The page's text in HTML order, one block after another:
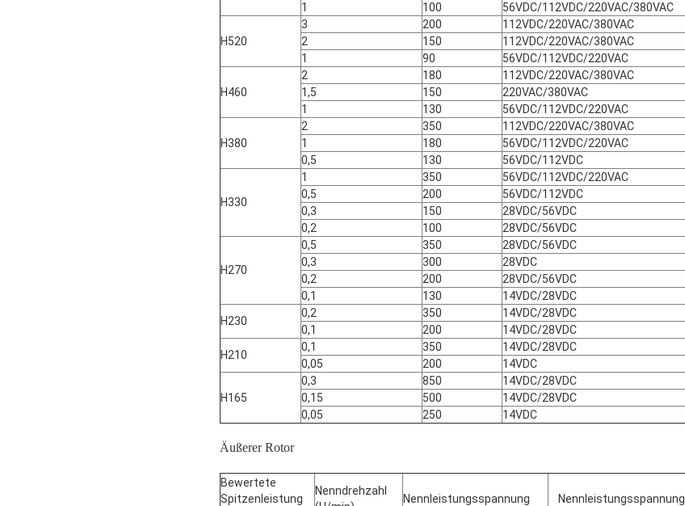
1
100 56VDC/112VDC/220VAC/380VAC
H520
3 200
112VDC/220VAC/380VAC
2 150
112VDC/220VAC/380VAC
1
90 56VDC/112VDC/220VAC
H460
2 180
112VDC/220VAC/380VAC
1,5 150
220VAC/380VAC
1
130 56VDC/112VDC/220VAC
H380
2 350
112VDC/220VAC/380VAC
1 180
56VDC/112VDC/220VAC
0,5
130 56VDC/112VDC
H330
1 350
56VDC/112VDC/220VAC
0,5 200
56VDC/112VDC
0,3
150
28VDC/56VDC
0,2
100 28VDC/56VDC
H270
0,5 350
28VDC/56VDC
0,3 300
28VDC
0,2
200
28VDC/56VDC
0,1
130
14VDC/28VDC
H230
0,2 350 14VDC/28VDC
0,1 200
14VDC/28VDC
H210
0,1 350 14VDC/28VDC
0,05 200 14VDC
H165
0,3 850
14VDC/28VDC
0,15 500
14VDC/28VDC
0,05
250 14VDC
Äußerer Rotor
Bewertete
Spitzenleistung
Nenndrehzahl
Nennleistungsspannung Nennleistungsspannung